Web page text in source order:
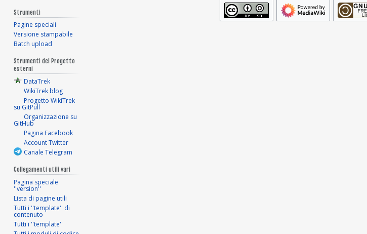
Strumenti
Pagine speciali
Versione stampabile
Batch upload
Strumenti del Progetto
esterni
DataTrek
WikiTrek blog
Progetto WikiTrek
su GitPull
Organizzazione su
GitHub
Pagina Facebook
Account Twitter
Canale Telegram
Collegamenti utili vari
Pagina speciale
''version''
Lista di pagine utili
Tutti i ''template'' di
contenuto
Tutti i ''template''